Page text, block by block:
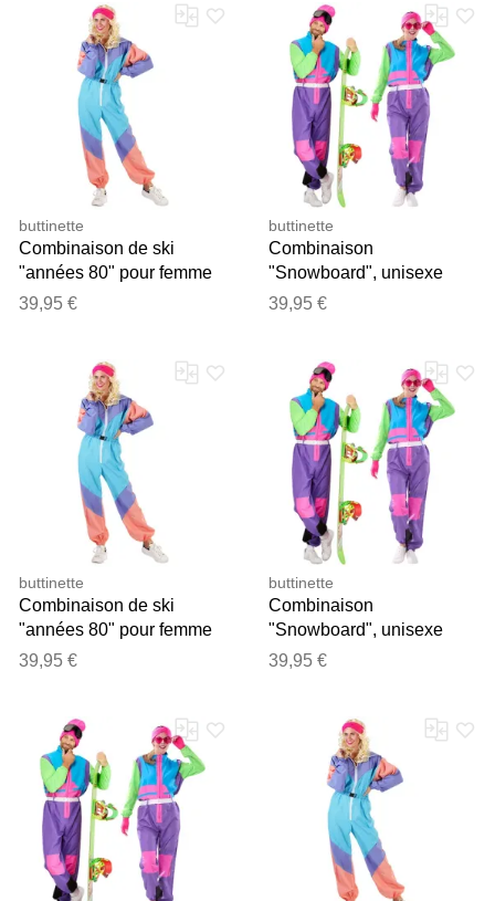
buttinette
Combinaison de ski
"années 80" pour femme
39,95 €
buttinette
Combinaison
"Snowboard", unisexe
39,95 €
buttinette
Combinaison de ski
"années 80" pour femme
39,95 €
buttinette
Combinaison
"Snowboard", unisexe
39,95 €
Merci pour votre avis
Notre équipe va maintenant
examiner vos commentaires
avant de les publier.